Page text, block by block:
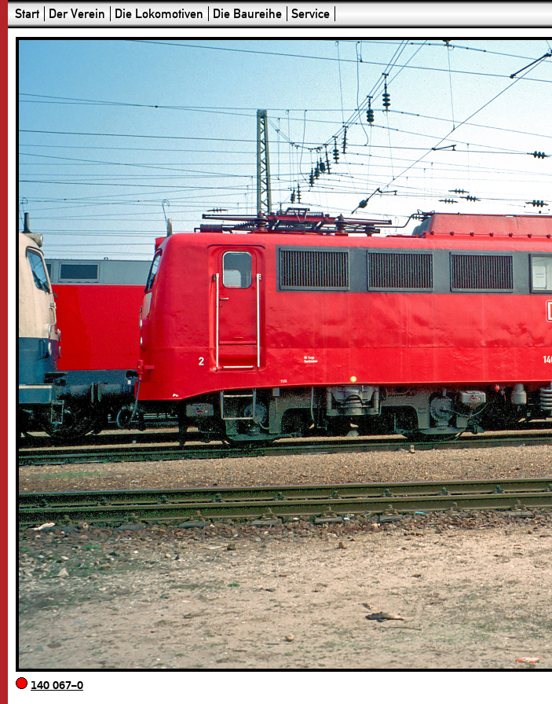
Start Der Verein Die Lokomotiven Die Baureihe Service
140 067–0